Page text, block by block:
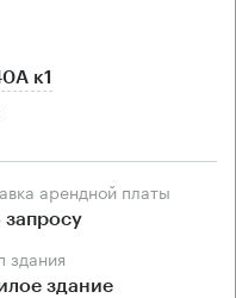
к1
арендной платы
запросу
здания
здание